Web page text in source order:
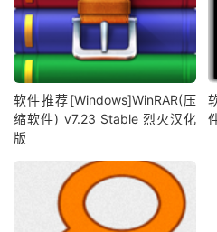
软件推荐[Windows]WinRAR(压
缩软件) v7.23 Stable 烈火汉化
版